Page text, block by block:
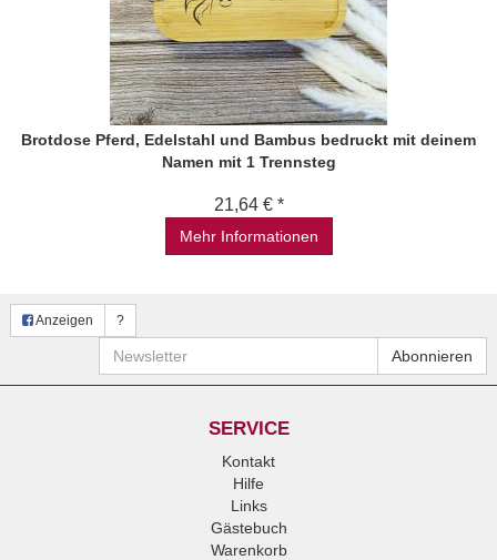
Brotdose Pferd, Edelstahl und Bambus bedruckt mit deinem
Namen mit 1 Trennsteg
21,64 € *
Mehr Informationen
Anzeigen ?
Newsletter Abonnieren
SERVICE
Kontakt
Hilfe
Links
Gästebuch
Warenkorb